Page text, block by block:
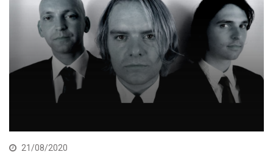
21/08/2020